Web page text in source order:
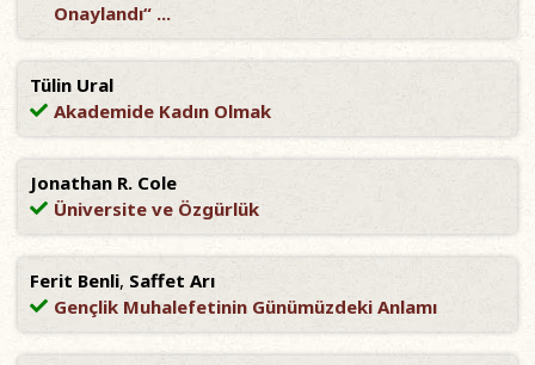
Onaylandı“ ...
Tülin Ural
Akademide Kadın Olmak
Jonathan R. Cole
Üniversite ve Özgürlük
Ferit Benli, Saffet Arı
Gençlik Muhalefetinin Günümüzdeki Anlamı